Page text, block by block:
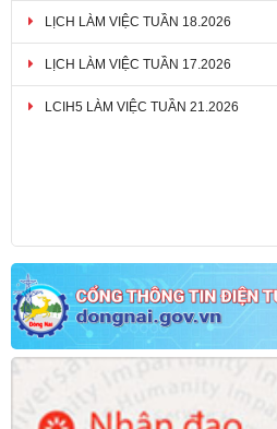
LỊCH LÀM VIỆC TUẦN 18.2026
LỊCH LÀM VIỆC TUẦN 17.2026
LCIH5 LÀM VIỆC TUẦN 21.2026